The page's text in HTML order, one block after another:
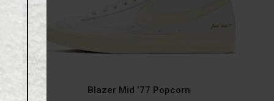
Blazer Mid ’77 Popcorn